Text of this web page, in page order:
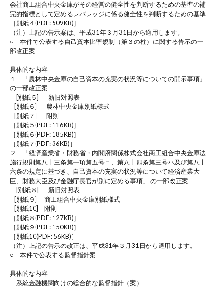
会社商工組合中央金庫がその経営の健全性を判断するための基準の補
完的指標として定めるレバレッジに係る健全性を判断するための基準
［別紙４(PDF: 509KB)］
（注）上記の告示案は、平成31年３月31日から適用します。
○ 本件で公表する自己資本比率規制（第３の柱）に関する告示の一
部改正案
具体的な内容
１ 「農林中央金庫の自己資本の充実の状況等についての開示事項」
の一部改正案
[別紙５] 新旧対照表
[別紙６] 農林中央金庫別紙様式
[別紙７] 附則
［別紙５(PDF: 116KB)］
［別紙６(PDF: 185KB)］
［別紙７(PDF: 36KB)］
２ 「経済産業省・財務省・内閣府関係株式会社商工組合中央金庫法
施行規則第八十三条第一項第五号ニ、第八十四条第三号ハ及び第八十
六条の規定に基づき、自己資本の充実の状況等について経済産業大
臣、財務大臣及び金融庁長官が別に定める事項」 の一部改正案
[別紙８] 新旧対照表
[別紙９] 商工組合中央金庫別紙様式
[別紙10] 附則
［別紙８(PDF: 127KB)］
［別紙９(PDF: 150KB)］
［別紙10(PDF: 56KB)］
（注）上記の告示の改正は、平成31年３月31日から適用します。
○ 本件で公表する監督指針案
具体的な内容
系統金融機関向けの総合的な監督指針（案）